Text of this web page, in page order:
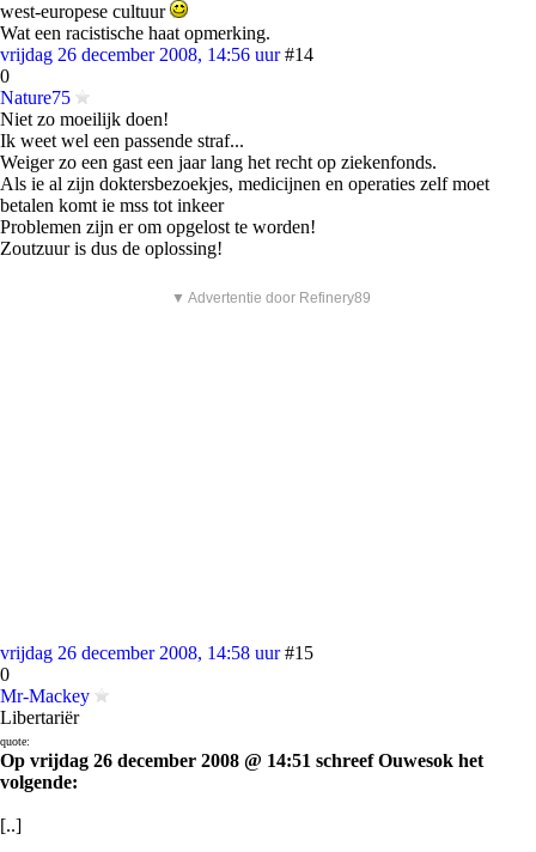
west-europese cultuur
Wat een racistische haat opmerking.
vrijdag 26 december 2008, 14:56 uur #14
0
Nature75
Niet zo moeilijk doen!
Ik weet wel een passende straf...
Weiger zo een gast een jaar lang het recht op ziekenfonds.
Als ie al zijn doktersbezoekjes, medicijnen en operaties zelf moet
betalen komt ie mss tot inkeer
Problemen zijn er om opgelost te worden!
Zoutzuur is dus de oplossing!
▼ Advertentie door Refinery89
vrijdag 26 december 2008, 14:58 uur #15
0
Mr-Mackey
Libertariër
quote:
Op vrijdag 26 december 2008 @ 14:51 schreef Ouwesok het
volgende:
[..]